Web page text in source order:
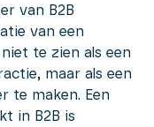
van B2B
van een
te zien als een
maar als een
te maken. Een
in B2B is